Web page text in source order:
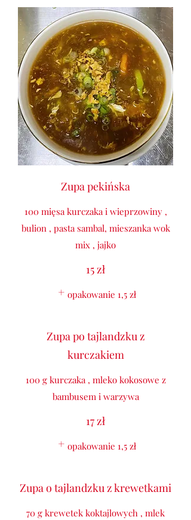
Zupa pekińska
100 mięsa kurczaka i wieprzowiny ,
bulion , pasta sambal, mieszanka wok
mix , jajko
15 zł
opakowanie 1,5 zł
Zupa po tajlandzku z
kurczakiem
100 g kurczaka , mleko kokosowe z
bambusem i warzywa
17 zł
opakowanie 1,5 zł
Zupa o tajlandzku z krewetkami
70 g krewetek koktajlowych , mlek